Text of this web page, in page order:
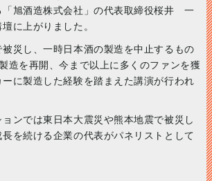
「旭酒造株式会社」の代表取締役桜井 一
に上がりました。
災し、一時日本酒の製造を中止するもの
造を再開、今まで以上に多くのファンを獲
に製造した経験を踏まえた講演が行われ
ンでは東日本大震災や熊本地震で被災し
を続ける企業の代表がパネリストとして